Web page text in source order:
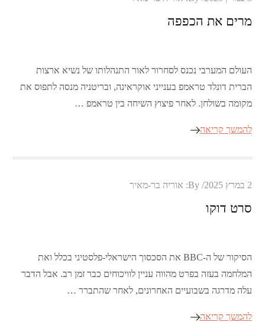
מרים את הכפפה
העולם המערבי נכנס לסחרור לאור התנהלותו של נשיא ארצות
הברית דונלד טראמפ בענייני אוקראינה, ובריטניה מנסה לתפוס את
מקומה בשולחן. לאחר פיצוץ השיחה בין טראמפ …
להמשך קריאה
Posted
2 במרץ 2025 By: אוריה בר-מאיר
סרט דוקו
הסיקור של ה-BBC את הסכסוך הישראלי-פלסטיני בכלל ואת
המלחמה בעזה בפרט מהווה עניין לוויכוחים כבר זמן רב. אבל הדבר
עלה מדרגה בשבועיים האחרונים, לאחר שהתברר …
להמשך קריאה